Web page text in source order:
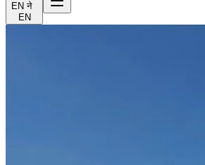
EN ने
EN